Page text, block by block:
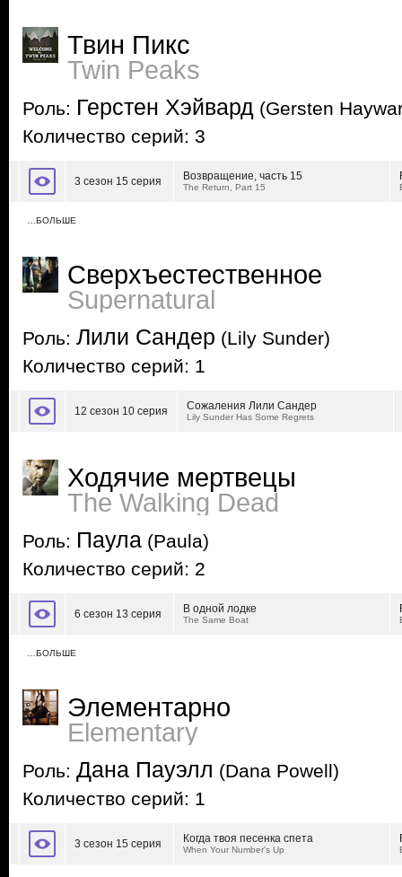
Твин Пикс
Twin Peaks
Роль: Герстен Хэйвард (Gersten
Количество серий: 3
3 сезон 15 серия Возвращение, часть 15
The Return, Part 15
…БОЛЬШЕ
Сверхъестественное
Supernatural
Роль: Лили Сандер (Lily Sunder)
Количество серий: 1
12 сезон 10 серия Сожаления Лили Сандер
Lily Sunder Has Some Regrets
Ходячие мертвецы
The Walking Dead
Роль: Паула (Paula)
Количество серий: 2
6 сезон 13 серия В одной лодке
The Same Boat
…БОЛЬШЕ
Элементарно
Elementary
Роль: Дана Пауэлл (Dana Powell)
Количество серий: 1
3 сезон 15 серия Когда твоя песенка спета
When Your Number's Up